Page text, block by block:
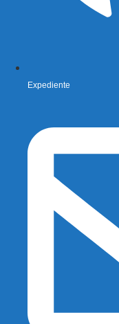
Expediente